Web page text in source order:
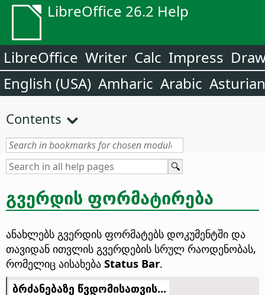
LibreOffice 26.2 Help
LibreOffice Writer Calc Impress
English (USA) Amharic Arabic Asturian
Contents
გვერდის ფორმატირება
ანახლებს გვერდის ფორმატებს დოკუმენტში და
თავიდან ითვლის გვერდების სრულ რაოდენობას,
რომელიც აისახება Status Bar.
ბრძანებაზე წვდომისათვის...